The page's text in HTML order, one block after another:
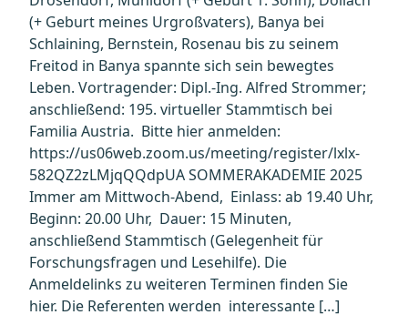
(+ Geburt meines Urgroßvaters), Banya bei
Schlaining, Bernstein, Rosenau bis zu seinem
Freitod in Banya spannte sich sein bewegtes
Leben. Vortragender: Dipl.-Ing. Alfred Strommer;
anschließend: 195. virtueller Stammtisch bei
Familia Austria. Bitte hier anmelden:
https://us06web.zoom.us/meeting/register/lxlx-
582QZ2zLMjqQQdpUA SOMMERAKADEMIE 2025
Immer am Mittwoch-Abend, Einlass: ab 19.40 Uhr,
Beginn: 20.00 Uhr, Dauer: 15 Minuten,
anschließend Stammtisch (Gelegenheit für
Forschungsfragen und Lesehilfe). Die
Anmeldelinks zu weiteren Terminen finden Sie
hier. Die Referenten werden interessante […]